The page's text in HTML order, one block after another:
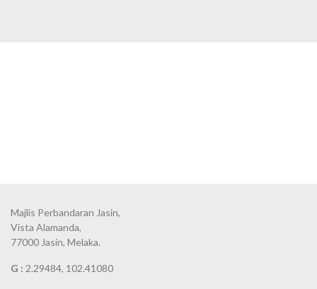
Majlis Perbandaran Jasin,
Vista Alamanda,
77000 Jasin, Melaka.
G : 2.29484, 102.41080